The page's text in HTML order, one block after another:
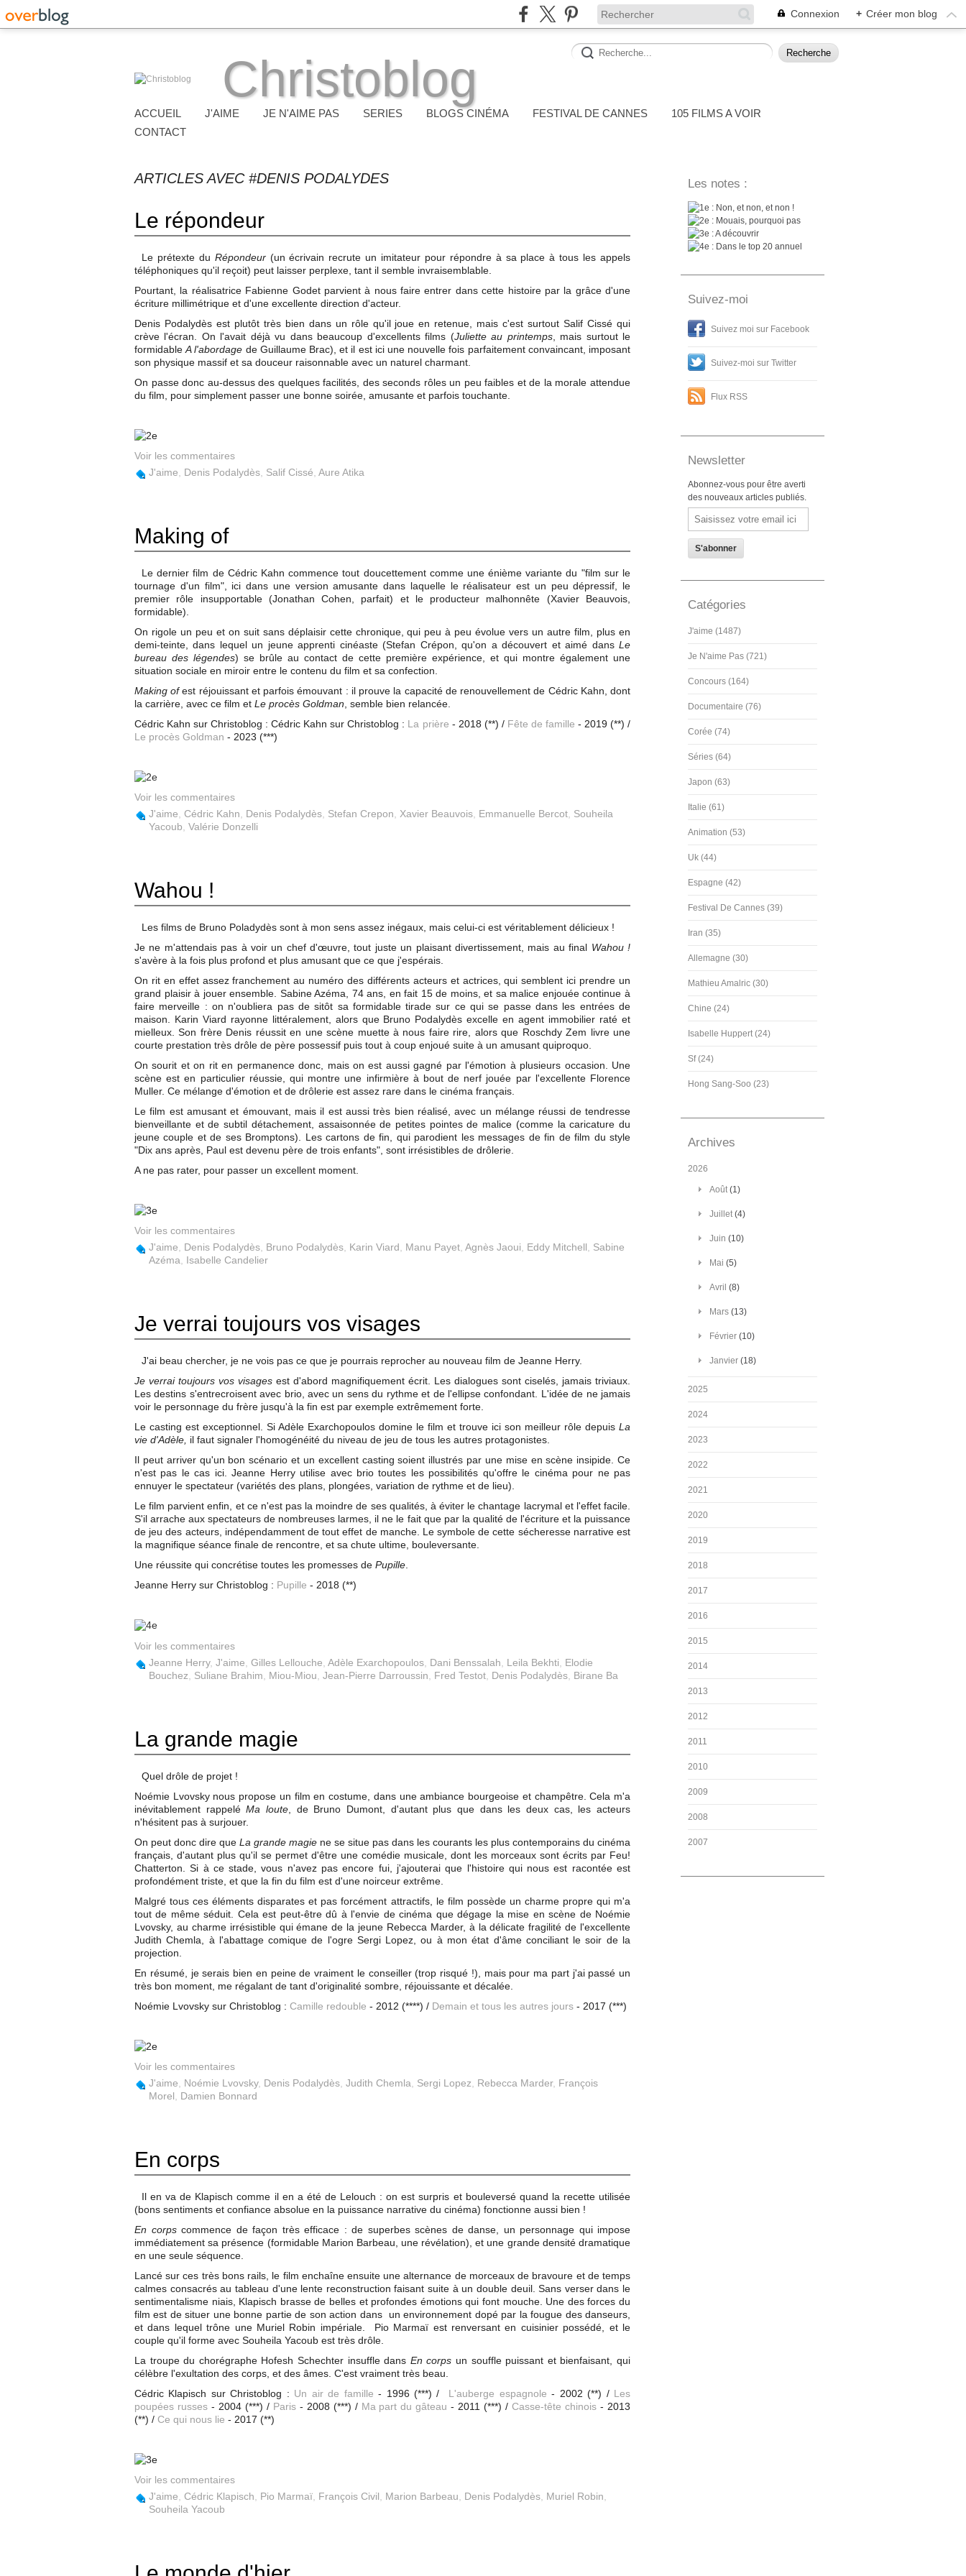
Connexion + Créer mon blog
Christoblog
ACCUEIL J'AIME JE N'AIME PAS SERIES BLOGS CINÉMA FESTIVAL DE CANNES
105 FILMS A VOIR
CONTACT
ARTICLES AVEC #DENIS PODALYDES
Le répondeur
Le prétexte du Répondeur(un écrivain recrute un imitateur pour répondre à sa place à tous les appels
téléphoniques qu'il reçoit) peut laisser perplexe, tant il semble invraisemblable.
Pourtant, la réalisatrice Fabienne Godet parvient à nous faire entrer dans cette histoire par la grâce d'une
écriture millimétrique et d'une excellente direction d'acteur.
Denis Podalydès est plutôt très bien dans un rôle qu'il joue en retenue, mais c'est surtout Salif Cissé qui
crève l'écran. On l'avait déjà vu dans beaucoup d'excellents films (Juliette au printemps, mais surtout le
formidableA l'abordage de Guillaume Brac), et il est ici une nouvelle fois parfaitement convaincant, imposant
son physique massif et sa douceur raisonnable avec un naturel charmant.
On passe donc au-dessus des quelques facilités, des seconds rôles un peu faibles et de la morale attendue
du film, pour simplement passer une bonne soirée, amusante et parfois touchante.
Voir les commentaires
J'aime
Denis Podalydès Salif Cissé Aure Atika
Making of
Le dernier film de Cédric Kahn commence tout doucettement comme une énième variante du "film sur le
tournage d'un film", ici dans une version amusante dans laquelle le réalisateur est un peu dépressif, le
premier rôle insupportable (Jonathan Cohen, parfait) et le producteur malhonnête (Xavier Beauvois,
formidable).
On rigole un peu et on suit sans déplaisir cette chronique, qui peu à peu évolue vers un autre film, plus en
demi-teinte, dans lequel un jeune apprenti cinéaste (Stefan Crépon, qu'on a découvert et aimé dans Le
bureau des légendes) se brûle au contact de cette première expérience, et qui montre également une
situation sociale en miroir entre le contenu du film et sa confection.
Making ofest réjouissant et parfois émouvant : il prouve la capacité de renouvellement de Cédric Kahn, dont
la carrière, avec ce film et Le procès Goldman , semble bien relancée.
Cédric Kahn sur Christoblog :Cédric Kahn sur Christoblog : La prière - 2018 (**) / Fête de famille - 2019 (**) /
Le procès Goldman - 2023 (***)
Voir les commentaires
J'aime Cédric Kahn Denis Podalydès Stefan Crepon Xavier Beauvois Emmanuelle Bercot Souheila
Yacoub Valérie Donzelli
Wahou !
Les films de Bruno Poladydès sont à mon sens assez inégaux, mais celui-ci est véritablement délicieux !
Je ne m'attendais pas à voir un chef d'œuvre, tout juste un plaisant divertissement, mais au final Wahou !
s'avère à la fois plus profond et plus amusant que ce que j'espérais.
On rit en effet assez franchement au numéro des différents acteurs et actrices, qui semblent ici prendre un
grand plaisir à jouer ensemble. Sabine Azéma, 74 ans, en fait 15 de moins, et sa malice enjouée continue à
faire merveille : on n'oubliera pas de sitôt sa formidable tirade sur ce qui se passe dans les entrées de
maison. Karin Viard rayonne littéralement, alors que Bruno Podalydès excelle en agent immobilier raté et
mielleux. Son frère Denis réussit en une scène muette à nous faire rire, alors que Roschdy Zem livre une
courte prestation très drôle de père possessif puis tout à coup enjoué suite à un amusant quiproquo.
On sourit et on rit en permanence donc, mais on est aussi gagné par l'émotion à plusieurs occasion. Une
scène est en particulier réussie, qui montre une infirmière à bout de nerf jouée par l'excellente Florence
Muller. Ce mélange d'émotion et de drôlerie est assez rare dans le cinéma français.
Le film est amusant et émouvant, mais il est aussi très bien réalisé, avec un mélange réussi de tendresse
bienveillante et de subtil détachement, assaisonnée de petites pointes de malice (comme la caricature du
jeune couple et de ses Bromptons). Les cartons de fin, qui parodient les messages de fin de film du style
"Dix ans après, Paul est devenu père de trois enfants", sont irrésistibles de drôlerie.
A ne pas rater, pour passer un excellent moment.
Voir les commentaires
J'aime
Denis Podalydès Bruno Podalydès Karin Viard Manu Payet Agnès Jaoui Eddy Mitchell
Sabine
Azéma
Isabelle Candelier
Je verrai toujours vos visages
J'ai beau chercher, je ne vois pas ce que je pourrais reprocher au nouveau film de Jeanne Herry.
Je verrai toujours vos visages est d'abord magnifiquement écrit. Les dialogues sont ciselés, jamais triviaux.
Les destins s'entrecroisent avec brio, avec un sens du rythme et de l'ellipse confondant. L'idée de ne jamais
voir le personnage du frère jusqu'à la fin est par exemple extrêmement forte.
Le casting est exceptionnel. Si Adèle Exarchopoulos domine le film et trouve ici son meilleur rôle depuis La
vie d'Adèle, il faut signaler l'homogénéité du niveau de jeu de tous les autres protagonistes.
Il peut arriver qu'un bon scénario et un excellent casting soient illustrés par une mise en scène insipide. Ce
n'est pas le cas ici. Jeanne Herry utilise avec brio toutes les possibilités qu'offre le cinéma pour ne pas
ennuyer le spectateur (variétés des plans, plongées, variation de rythme et de lieu).
Le film parvient enfin, et ce n'est pas la moindre de ses qualités, à éviter le chantage lacrymal et l'effet facile.
S'il arrache aux spectateurs de nombreuses larmes, il ne le fait que par la qualité de l'écriture et la puissance
de jeu des acteurs, indépendamment de tout effet de manche. Le symbole de cette sécheresse narrative est
la magnifique séance finale de rencontre, et sa chute ultime, bouleversante.
Une réussite qui concrétise toutes les promesses de Pupille
Jeanne Herry sur Christoblog : Pupille - 2018 (**)
Voir les commentaires
Jeanne Herry, J'aime Gilles Lellouche Adèle Exarchopoulos Dani Benssalah Leila Bekhti
Elodie
Bouchez
Suliane Brahim Miou-Miou Jean-Pierre Darroussin Fred Testot Denis Podalydès Birane Ba
La grande magie
Quel drôle de projet !
Noémie Lvovsky nous propose un film en costume, dans une ambiance bourgeoise et champêtre. Cela m'a
inévitablement rappeléMa loute , de Bruno Dumont, d'autant plus que dans les deux cas, les acteurs
n'hésitent pas à surjouer.
On peut donc dire que La grande magie ne se situe pas dans les courants les plus contemporains du cinéma
français, d'autant plus qu'il se permet d'être une comédie musicale, dont les morceaux sont écrits par Feu!
Chatterton. Si à ce stade, vous n'avez pas encore fui, j'ajouterai que l'histoire qui nous est racontée est
profondément triste, et que la fin du film est d'une noirceur extrême.
Malgré tous ces éléments disparates et pas forcément attractifs, le film possède un charme propre qui m'a
tout de même séduit. Cela est peut-être dû à l'envie de cinéma que dégage la mise en scène de Noémie
Lvovsky, au charme irrésistible qui émane de la jeune Rebecca Marder, à la délicate fragilité de l'excellente
Judith Chemla, à l'abattage comique de l'ogre Sergi Lopez, ou à mon état d'âme conciliant le soir de la
projection.
En résumé, je serais bien en peine de vraiment le conseiller (trop risqué !), mais pour ma part j'ai passé un
très bon moment, me régalant de tant d'originalité sombre, réjouissante et décalée.
Noémie Lvovsky sur Christoblog : Camille redouble - 2012 (****) / Demain et tous les autres jours - 2017 (***)
Voir les commentaires
J'aime
Noémie Lvovsky, Denis Podalydès Judith Chemla Sergi Lopez Rebecca Marder, François
Morel
Damien Bonnard
En corps
Il en va de Klapisch comme il en a été de Lelouch : on est surpris et bouleversé quand la recette utilisée
(bons sentiments et confiance absolue en la puissance narrative du cinéma) fonctionne aussi bien !
En corps commence de façon très efficace : de superbes scènes de danse, un personnage qui impose
immédiatement sa présence (formidable Marion Barbeau, une révélation), et une grande densité dramatique
en une seule séquence.
Lancé sur ces très bons rails, le film enchaîne ensuite une alternance de morceaux de bravoure et de temps
calmes consacrés au tableau d'une lente reconstruction faisant suite à un double deuil. Sans verser dans le
sentimentalisme niais, Klapisch brasse de belles et profondes émotions qui font mouche. Une des forces du
film est de situer une bonne partie de son action dans un environnement dopé par la fougue des danseurs,
et dans lequel trône une Muriel Robin impériale. Pio Marmaï est renversant en cuisinier possédé, et le
couple qu'il forme avec Souheila Yacoub est très drôle.
La troupe du chorégraphe Hofesh Schechter insuffle dans En corps un souffle puissant et bienfaisant, qui
célèbre l'exultation des corps, et des âmes. C'est vraiment très beau.
Cédric Klapisch sur Christoblog : Un air de famille - 1996 (***) / L'auberge espagnole - 2002 (**) / Les
poupées russes- 2004 (***) / Paris- 2008 (***) / Ma part du gâteau - 2011 (***) /Casse-tête chinois - 2013
(**) / Ce qui nous lie - 2017 (**)
Voir les commentaires
J'aime Cédric Klapisch Pio Marmaï François Civil Marion Barbeau Denis Podalydès Muriel Robin
Souheila Yacoub
Les notes :
: Non, et non, et non !
: Mouais, pourquoi pas
: A découvrir
: Dans le top 20 annuel
Suivez-moi
Suivez moi sur Facebook
Suivez-moi sur Twitter
Flux RSS
Newsletter
Abonnez-vous pour être averti
des nouveaux articles publiés.
Email
Catégories
J'aime (1487)
Je N'aime Pas (721)
Concours (164)
Documentaire (76)
Corée (74)
Séries (64)
Japon (63)
Italie (61)
Animation (53)
Uk (44)
Espagne (42)
Festival De Cannes (39)
Iran (35)
Allemagne (30)
Mathieu Amalric (30)
Chine (24)
Isabelle Huppert (24)
Sf (24)
Hong Sang-Soo (23)
Archives
2026
Août(1)
Juillet(4)
Juin (10)
Mai (5)
Avril (8)
Mars (13)
Février (10)
Janvier (18)
2025
2024
2023
2022
2021
2020
2019
2018
2017
2016
2015
2014
2013
2012
2011
2010
2009
2008
2007